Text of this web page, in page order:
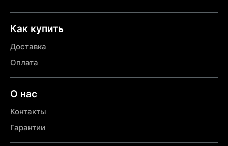
Как купить
Доставка
Оплата
О нас
Контакты
Гарантии